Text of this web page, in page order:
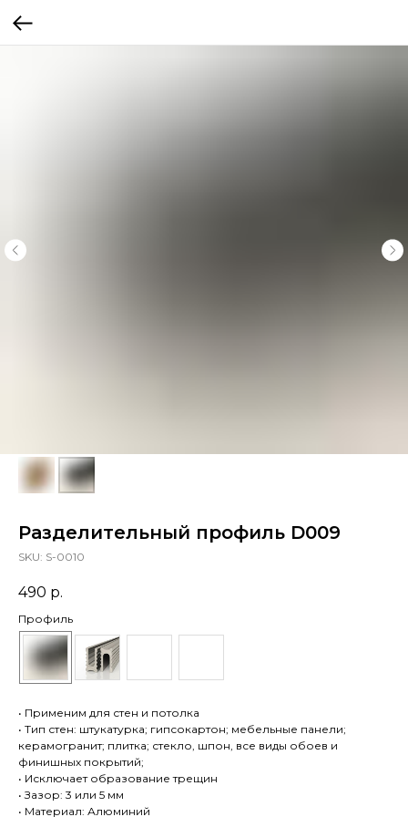
Разделительный профиль D009
SKU: S-0010
490 р.
Профиль
• Применим для стен и потолка
• Тип стен: штукатурка; гипсокартон; мебельные панели;
керамогранит; плитка; стекло, шпон, все виды обоев и
финишных покрытий;
• Исключает образование трещин
• Зазор: 3 или 5 мм
• Материал: Алюминий